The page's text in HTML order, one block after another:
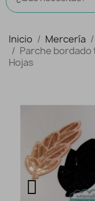
Inicio Mercería
Parche
Hojas